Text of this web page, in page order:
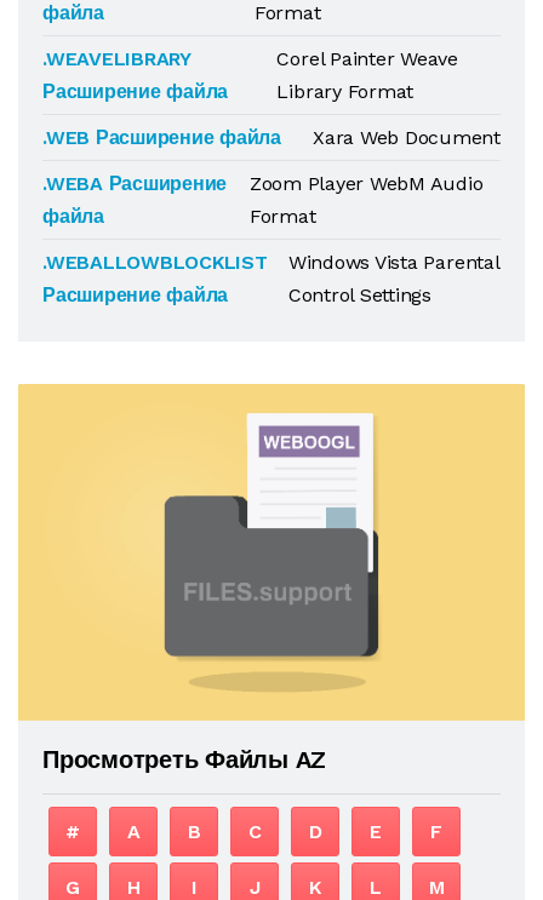
файла
Format
.WEAVELIBRARY
Расширение файла
Corel Painter Weave
Library Format
.WEB Расширение файла
Xara Web Document
.WEBA Расширение
файла
Zoom Player WebM Audio
Format
.WEBALLOWBLOCKLIST
Расширение файла
Windows Vista Parental
Control Settings
Просмотреть Файлы AZ
# A B C D E F
G H I J K L M